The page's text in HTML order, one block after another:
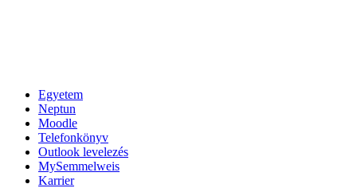
Egyetem
Neptun
Moodle
Telefonkönyv
Outlook levelezés
MySemmelweis
Karrier